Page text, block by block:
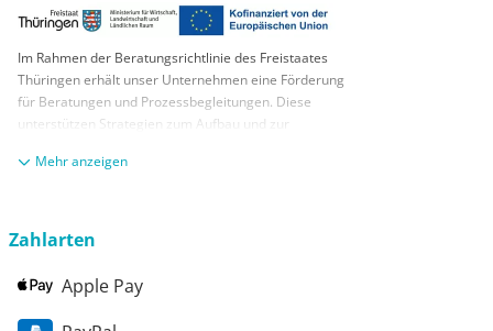
Im Rahmen der Beratungsrichtlinie des Freistaates
Thüringen erhält unser Unternehmen eine Förderung
für Beratungen und Prozessbegleitungen. Diese
unterstützen Strategien zum Aufbau und zur
KMUs. Die daraus resultierenden Ergebnisse und
aus Mitteln des Europäischen Sozialfonds Plus und
anzeigen
Zahlarten
Apple Pay